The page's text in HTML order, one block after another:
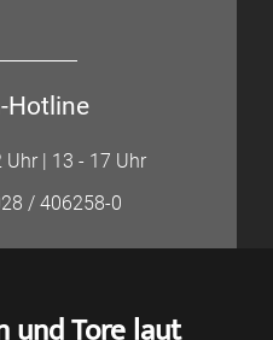
Hotline
Uhr | 13 - 17 Uhr
/ 406258-0